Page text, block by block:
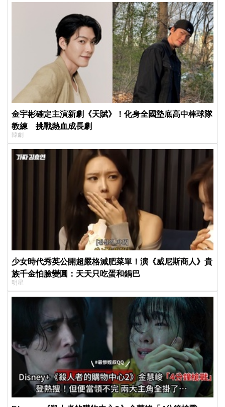
金宇彬確定主演新劇《天賦》！化身全國墊底高中棒球隊
教練 挑戰熱血成長劇
韓劇
少女時代秀英公開超嚴格減肥菜單！演《威尼斯商人》貴
族千金怕臉變圓：天天只吃蛋和鍋巴
明星